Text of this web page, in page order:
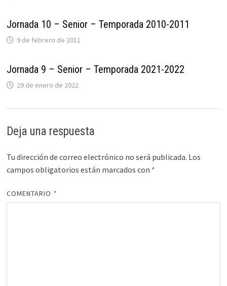
Jornada 10 – Senior – Temporada 2010-2011
9 de febrero de 2011
Jornada 9 – Senior – Temporada 2021-2022
29 de enero de 2022
Deja una respuesta
Tu dirección de correo electrónico no será publicada. Los
campos obligatorios están marcados con *
COMENTARIO *